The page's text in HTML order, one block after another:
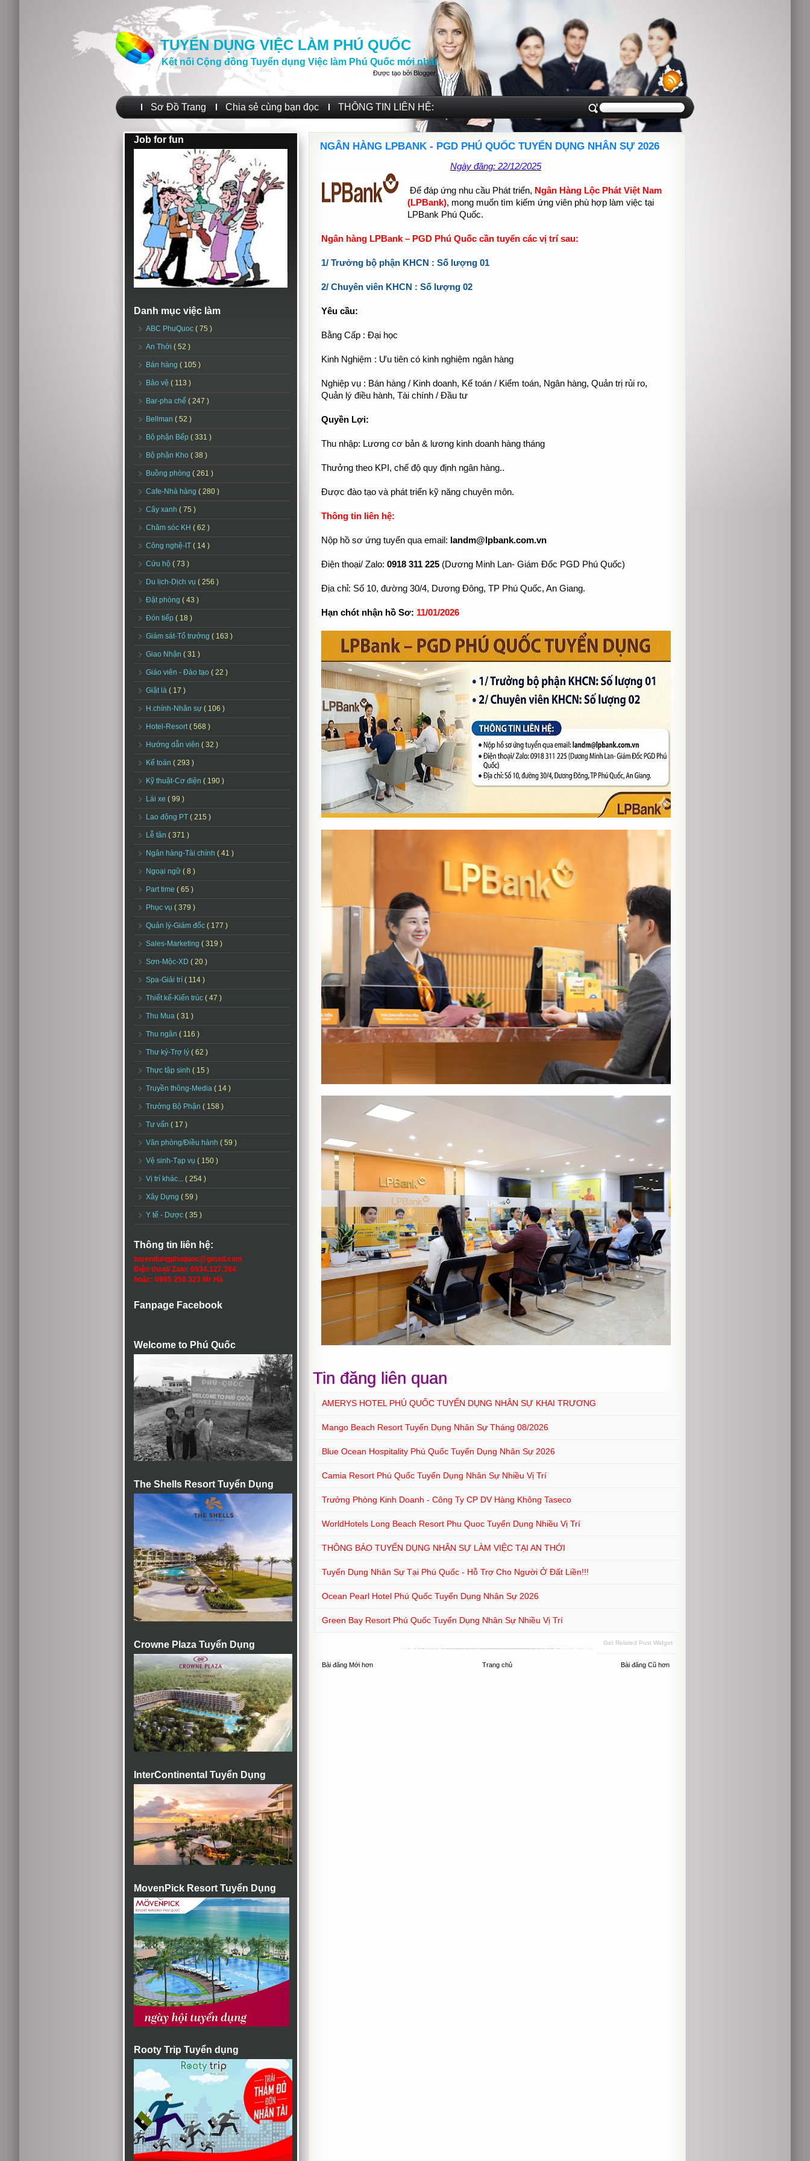
TUYỂN DỤNG VIỆC LÀM PHÚ QUỐC
Kết nối Cộng đồng Tuyển dụng Việc làm Phú Quốc mới nhất.
Được tạo bởi Blogger.
Sơ Đồ Trang Chia sẻ cùng bạn đọc THÔNG TIN LIÊN HỆ:
Job for fun
Danh mục việc làm
ABC PhuQuoc ( 75 )
An Thới ( 52 )
Bán hàng ( 105 )
Bảo vệ ( 113 )
Bar-pha chế ( 247 )
Bellman ( 52 )
Bộ phận Bếp ( 331 )
Bộ phận Kho ( 38 )
Buồng phòng ( 261 )
Cafe-Nhà hàng ( 280 )
Cây xanh ( 75 )
Chăm sóc KH ( 62 )
Công nghệ-IT ( 14 )
Cứu hộ ( 73 )
Du lịch-Dịch vụ ( 256 )
Đặt phòng ( 43 )
Đón tiếp ( 18 )
Giám sát-Tổ trưởng ( 163 )
Giao Nhận ( 31 )
Giáo viên - Đào tạo ( 22 )
Giặt là ( 17 )
H.chính-Nhân sự ( 106 )
Hotel-Resort( 568 )
Hướng dẫn viên ( 32 )
Kế toán ( 293 )
Kỹ thuật-Cơ điện ( 190 )
Lái xe ( 99 )
Lao động PT ( 215 )
Lễ tân ( 371 )
Ngân hàng-Tài chính ( 41 )
Ngoại ngữ ( 8 )
Part time ( 65 )
Phục vụ ( 379 )
Quản lý-Giám đốc ( 177 )
Sales-Marketing ( 319 )
Sơn-Mộc-XD ( 20 )
Spa-Giải trí ( 114 )
Thiết kế-Kiến trúc ( 47 )
Thu Mua ( 31 )
Thu ngân ( 116 )
Thư ký-Trợ lý ( 62 )
Thực tập sinh ( 15 )
Truyền thông-Media ( 14 )
Trưởng Bộ Phận ( 158 )
Tư vấn ( 17 )
Văn phòng/Điều hành ( 59 )
Vệ sinh-Tạp vụ ( 150 )
Vị trí khác... ( 254 )
Xây Dựng ( 59 )
Y tế - Dược ( 35 )
Thông tin liên hệ:
tuyendungphuquoc@gmail.com
Điện thoại/ Zalo: 0934.127.384
hoặc: 0985 258 323 Mr Hà
Fanpage Facebook
Welcome to Phú Quốc
The Shells Resort Tuyển Dụng
Crowne Plaza Tuyển Dụng
InterContinental Tuyển Dụng
MovenPick Resort Tuyển Dụng
Rooty Trip Tuyển dụng
NGÂN HÀNG LPBANK - PGD PHÚ QUỐC TUYỂN DỤNG NHÂN SỰ 2026
Ngày đăng: 22/12/2025
Để đáp ứng nhu cầu Phát triển, Ngân Hàng Lộc Phát Việt Nam
(LPBank), mong muốn tìm kiếm ứng viên phù hợp làm việc tại
LPBank Phú Quốc.
Ngân hàng LPBank – PGD Phú Quốc cần tuyển các vị trí sau:
1/ Trưởng bộ phận KHCN : Số lượng 01
2/ Chuyên viên KHCN : Số lượng 02
Yêu cầu:
Bằng Cấp : Đại học
Kinh Nghiệm : Ưu tiên có kinh nghiệm ngân hàng
Nghiệp vụ : Bán hàng / Kinh doanh, Kế toán / Kiểm toán, Ngân hàng, Quản trị rủi ro,
Quản lý điều hành, Tài chính / Đầu tư
Quyền Lợi:
Thu nhập: Lương cơ bản & lương kinh doanh hàng tháng
Thưởng theo KPI, chế độ quy định ngân hàng..
Được đào tạo và phát triển kỹ năng chuyên môn.
Thông tin liên hệ:
Nộp hồ sơ ứng tuyển qua email: landm@lpbank.com.vn
Điện thoại/ Zalo: 0918 311 225(Dương Minh Lan- Giám Đốc PGD Phú Quốc)
Địa chỉ: Số 10, đường 30/4, Dương Đông, TP Phú Quốc, An Giang.
Hạn chót nhận hồ Sơ: 11/01/2026
Tin đăng liên quan
AMERYS HOTEL PHÚ QUỐC TUYỂN DỤNG NHÂN SỰ KHAI TRƯƠNG
Mango Beach Resort Tuyển Dụng Nhân Sự Tháng 08/2026
Blue Ocean Hospitality Phú Quốc Tuyển Dụng Nhân Sự 2026
Camia Resort Phú Quốc Tuyển Dụng Nhân Sự Nhiều Vị Trí
Trưởng Phòng Kinh Doanh - Công Ty CP DV Hàng Không Taseco
WorldHotels Long Beach Resort Phu Quoc Tuyển Dụng Nhiều Vị Trí
THÔNG BÁO TUYỂN DỤNG NHÂN SỰ LÀM VIỆC TẠI AN THỚI
Tuyển Dụng Nhân Sự Tại Phú Quốc - Hỗ Trợ Cho Người Ở Đất Liền!!!
Ocean Pearl Hotel Phú Quốc Tuyển Dụng Nhân Sự 2026
Green Bay Resort Phú Quốc Tuyển Dụng Nhân Sự Nhiều Vị Trí
Get Related Post Widget
Bài đăng Mới hơn Bài đăng Cũ hơn
Trang chủ